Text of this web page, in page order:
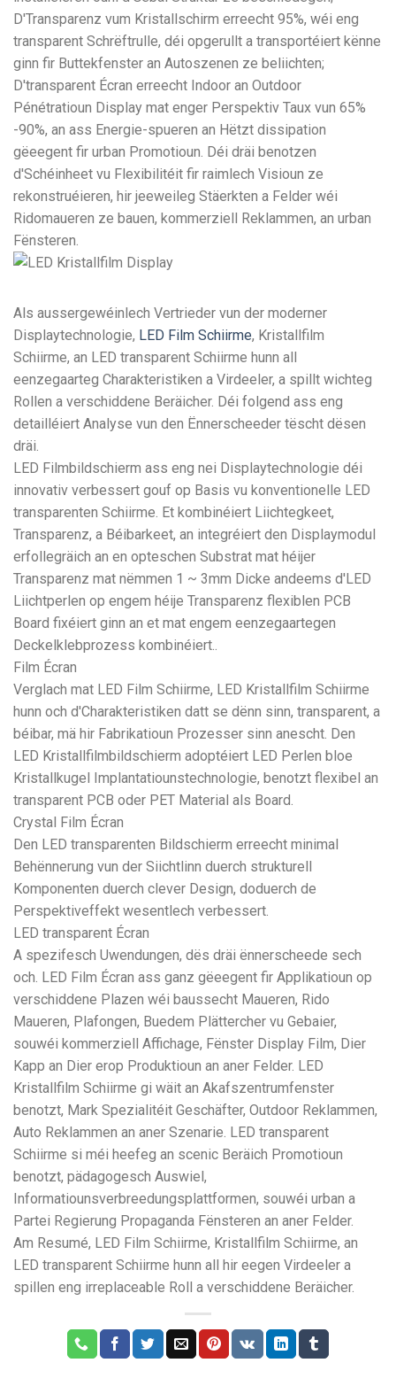
D'Transparenz vum Kristallschirm erreecht 95%, wéi eng
transparent Schrëftrulle, déi opgerullt a transportéiert kënne
ginn fir Buttekfenster an Autoszenen ze beliichten;
D'transparent Écran erreecht Indoor an Outdoor
Pénétratioun Display mat enger Perspektiv Taux vun 65%
-90%, an ass Energie-spueren an Hëtzt dissipation
gëeegent fir urban Promotioun. Déi dräi benotzen
d'Schéinheet vu Flexibilitéit fir raimlech Visioun ze
rekonstruéieren, hir jeeweileg Stäerkten a Felder wéi
Ridomaueren ze bauen, kommerziell Reklammen, an urban
Fënsteren.
Als aussergewéinlech Vertrieder vun der moderner
Displaytechnologie, LED Film Schiirme, Kristallfilm
Schiirme, an LED transparent Schiirme hunn all
eenzegaarteg Charakteristiken a Virdeeler, a spillt wichteg
Rollen a verschiddene Beräicher. Déi folgend ass eng
detailléiert Analyse vun den Ënnerscheeder tëscht dësen
dräi.
LED Filmbildschierm ass eng nei Displaytechnologie déi
innovativ verbessert gouf op Basis vu konventionelle LED
transparenten Schiirme. Et kombinéiert Liichtegkeet,
Transparenz, a Béibarkeet, an integréiert den Displaymodul
erfollegräich an en opteschen Substrat mat héijer
Transparenz mat nëmmen 1 ~ 3mm Dicke andeems d'LED
Liichtperlen op engem héije Transparenz flexiblen PCB
Board fixéiert ginn an et mat engem eenzegaartegen
Deckelklebprozess kombinéiert..
Film Écran
Verglach mat LED Film Schiirme, LED Kristallfilm Schiirme
hunn och d'Charakteristiken datt se dënn sinn, transparent, a
béibar, mä hir Fabrikatioun Prozesser sinn anescht. Den
LED Kristallfilmbildschierm adoptéiert LED Perlen bloe
Kristallkugel Implantatiounstechnologie, benotzt flexibel an
transparent PCB oder PET Material als Board.
Crystal Film Écran
Den LED transparenten Bildschierm erreecht minimal
Behënnerung vun der Siichtlinn duerch strukturell
Komponenten duerch clever Design, doduerch de
Perspektiveffekt wesentlech verbessert.
LED transparent Écran
A spezifesch Uwendungen, dës dräi ënnerscheede sech
och. LED Film Écran ass ganz gëeegent fir Applikatioun op
verschiddene Plazen wéi baussecht Maueren, Rido
Maueren, Plafongen, Buedem Plättercher vu Gebaier,
souwéi kommerziell Affichage, Fënster Display Film, Dier
Kapp an Dier erop Produktioun an aner Felder. LED
Kristallfilm Schiirme gi wäit an Akafszentrumfenster
benotzt, Mark Spezialitéit Geschäfter, Outdoor Reklammen,
Auto Reklammen an aner Szenarie. LED transparent
Schiirme si méi heefeg an scenic Beräich Promotioun
benotzt, pädagogesch Auswiel,
Informatiounsverbreedungsplattformen, souwéi urban a
Partei Regierung Propaganda Fënsteren an aner Felder.
Am Resumé, LED Film Schiirme, Kristallfilm Schiirme, an
LED transparent Schiirme hunn all hir eegen Virdeeler a
spillen eng irreplaceable Roll a verschiddene Beräicher.